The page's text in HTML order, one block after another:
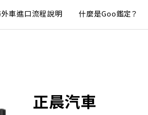
車進口流程說明 什麼是Goo鑑定？
正晨汽車